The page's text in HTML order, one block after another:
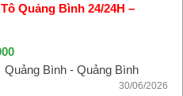
Quảng Bình 24/24H –
Quảng Bình - Quảng Bình
30/06/2026